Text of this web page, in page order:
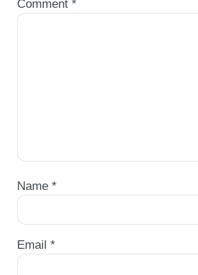
Comment *
Name *
Email *